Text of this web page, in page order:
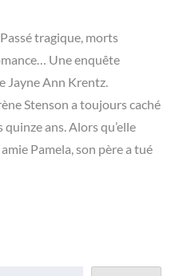
tragique, morts
Une enquête
Jayne Ann Krentz.
Stenson a toujours caché
ans. Alors qu’elle
Pamela, son père a tué